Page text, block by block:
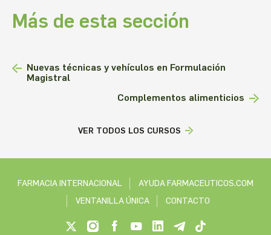
Más de esta sección
Nuevas técnicas y vehículos en Formulación
Magistral
Complementos alimenticios
VER TODOS LOS CURSOS
FARMACIA INTERNACIONAL
AYUDA FARMACEUTICOS.COM
VENTANILLA ÚNICA
CONTACTO